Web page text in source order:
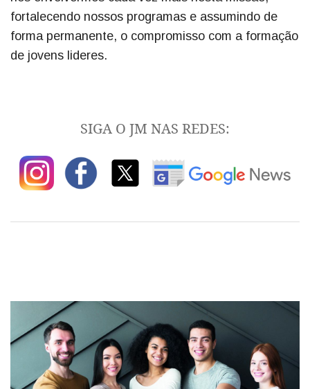
fortalecendo nossos programas e assumindo de
forma permanente, o compromisso com a formação
de jovens lideres.
SIGA O JM NAS REDES: